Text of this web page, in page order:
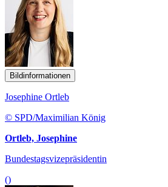
Bildinformationen
Josephine Ortleb
© SPD/Maximilian König
Ortleb, Josephine
Bundestagsvizepräsidentin
()